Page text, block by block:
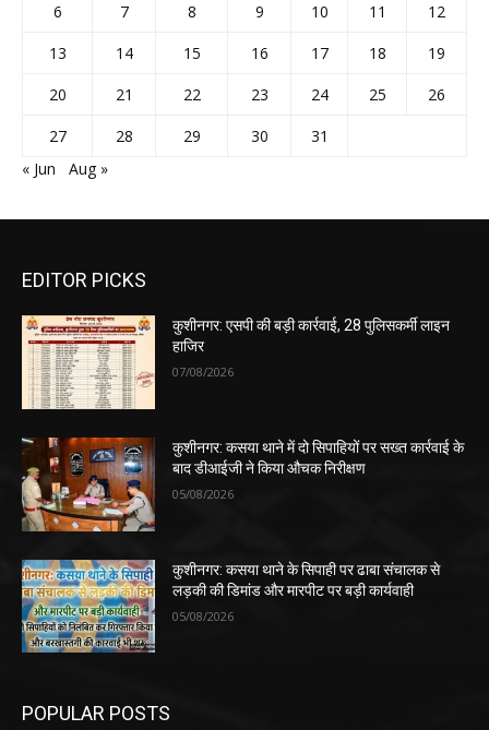
6
7 8 9 10 11
12
13
14 15 16 17 18
19
20
21 22 23 24 25
26
27
28 29 30
31
« Jun
Aug »
EDITOR PICKS
कुशीनगर: एसपी की बड़ी कार्रवाई, 28 पुलिसकर्मी लाइन
हाजिर
07/08/2026
कुशीनगर: कसया थाने में दो सिपाहियों पर सख्त कार्रवाई के
बाद डीआईजी ने किया औचक निरीक्षण
05/08/2026
कुशीनगर: कसया थाने के सिपाही पर ढाबा संचालक से
लड़की की डिमांड और मारपीट पर बड़ी कार्यवाही
05/08/2026
POPULAR POSTS